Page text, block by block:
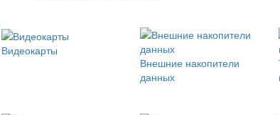
Видеокарты
Внешние накопители
данных